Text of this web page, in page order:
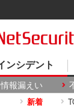
ンシデント
情報漏えい
新着